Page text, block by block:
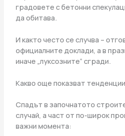
градовете с бетонни
да обитава.
И както често се случва –
официалните доклади, а в
иначе „луксозните“ сгради.
Какво още показват
Спадът в започнатото
случай, а част от по-широк
важни момента: